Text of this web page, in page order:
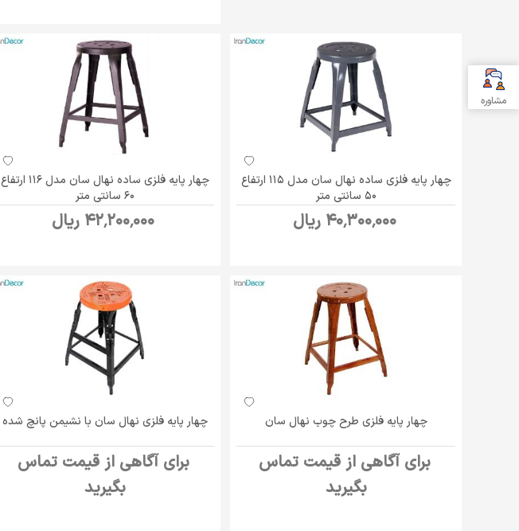
چهار پایه فلزی ساده نهال سان مدل 115 ارتفاع
50 سانتی متر
40٬300٬000 ریال
چهار پایه فلزی ساده نهال سان مدل 116 ارتفاع
60 سانتی متر
42٬200٬000 ریال
چهار پایه فلزی طرح چوب نهال سان
برای آگاهی از قیمت تماس
بگیرید
چهار پایه فلزی نهال سان با نشیمن پانچ شده
برای آگاهی از قیمت تماس
بگیرید
مشاوره